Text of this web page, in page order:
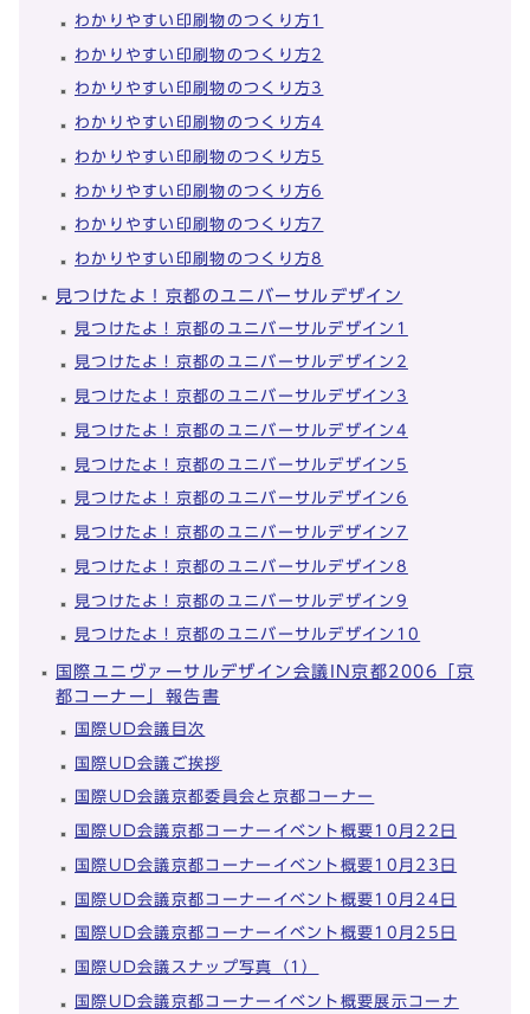
わかりやすい印刷物のつくり方1
わかりやすい印刷物のつくり方2
わかりやすい印刷物のつくり方3
わかりやすい印刷物のつくり方4
わかりやすい印刷物のつくり方5
わかりやすい印刷物のつくり方6
わかりやすい印刷物のつくり方7
わかりやすい印刷物のつくり方8
見つけたよ！京都のユニバーサルデザイン
見つけたよ！京都のユニバーサルデザイン1
見つけたよ！京都のユニバーサルデザイン2
見つけたよ！京都のユニバーサルデザイン3
見つけたよ！京都のユニバーサルデザイン4
見つけたよ！京都のユニバーサルデザイン5
見つけたよ！京都のユニバーサルデザイン6
見つけたよ！京都のユニバーサルデザイン7
見つけたよ！京都のユニバーサルデザイン8
見つけたよ！京都のユニバーサルデザイン9
見つけたよ！京都のユニバーサルデザイン10
国際ユニヴァーサルデザイン会議IN京都2006「京
都コーナー」報告書
国際UD会議目次
国際UD会議ご挨拶
国際UD会議京都委員会と京都コーナー
国際UD会議京都コーナーイベント概要10月22日
国際UD会議京都コーナーイベント概要10月23日
国際UD会議京都コーナーイベント概要10月24日
国際UD会議京都コーナーイベント概要10月25日
国際UD会議スナップ写真（1）
国際UD会議京都コーナーイベント概要展示コーナ